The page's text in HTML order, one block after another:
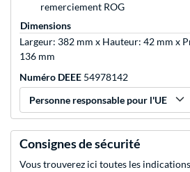
remerciement ROG
Dimensions
Largeur: 382 mm x Hauteur: 42 mm x
136 mm
Numéro DEEE 54978142
Personne responsable pour l'UE
Consignes de sécurité
Vous trouverez ici toutes les